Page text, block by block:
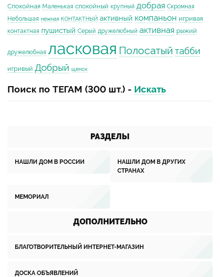
Спокойная Маленькая спокойный крупный добрая Скромная
Небольшая нежная КОНТАКТНЫЙ активный компаньон игривая
контактная пушистый Серый дружелюбный активная рыжий
дружелюбная ласковая Полосатый табби
игривый Добрый щенок
Поиск по ТЕГАМ (300 шт.) - Искать
РАЗДЕЛЫ
НАШЛИ ДОМ В РОССИИ
НАШЛИ ДОМ В ДРУГИХ
СТРАНАХ
МЕМОРИАЛ
ДОПОЛНИТЕЛЬНО
БЛАГОТВОРИТЕЛЬНЫЙ ИНТЕРНЕТ-МАГАЗИН
ДОСКА ОБЪЯВЛЕНИЙ